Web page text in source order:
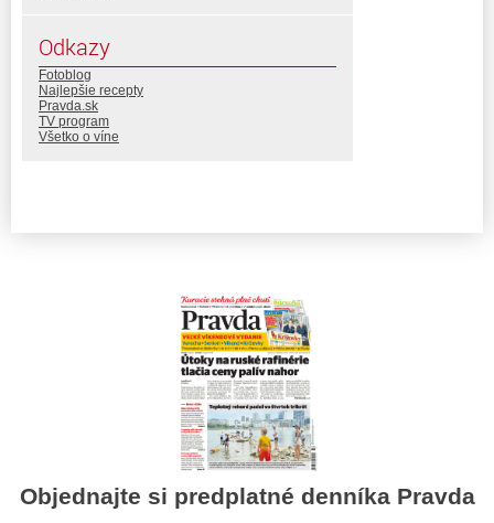
Odkazy
Fotoblog
Najlepšie recepty
Pravda.sk
TV program
Všetko o víne
Objednajte si predplatné denníka Pravda